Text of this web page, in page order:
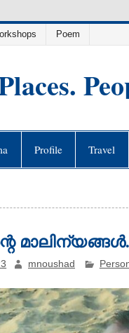
Poem
Profile Travel
mnoushad